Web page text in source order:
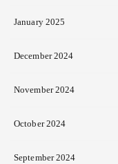
January 2025
December 2024
November 2024
October 2024
September 2024